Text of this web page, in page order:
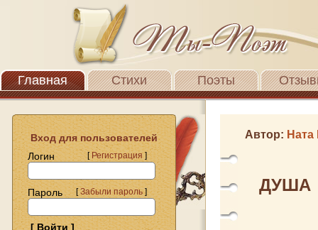
Главная Стихи Поэты
Вход для пользователей
Логин
[Регистрация]
Пароль [Забыли пароль]
Автор: Ната
ДУША